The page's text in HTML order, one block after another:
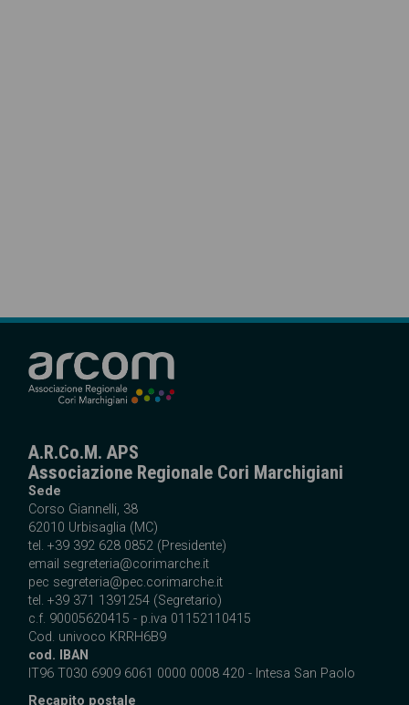
A.R.Co.M. APS
Associazione Regionale Cori Marchigiani
Sede
Corso Giannelli, 38
62010 Urbisaglia (MC)
tel. +39 392 628 0852 (Presidente)
email segreteria@corimarche.it
pec segreteria@pec.corimarche.it
tel. +39 371 1391254 (Segretario)
c.f. 90005620415 - p.iva 01152110415
Cod. univoco KRRH6B9
cod. IBAN
IT96 T030 6909 6061 0000 0008 420 - Intesa San Paolo
Recapito postale